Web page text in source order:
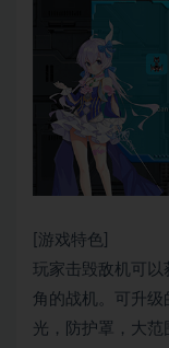
[游戏特色]
玩家击毁敌机可以
角的战机。可升
光，防护罩，大范